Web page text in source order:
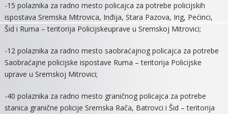
-15 polaznika za radno mesto policajca za potrebe policijskih
ispostava Sremska Mitrovica, Inđija, Stara Pazova, Irig, Pećinci,
Šid i Ruma – teritorija Policijskeuprave u Sremskoj Mitrovici;
-12 polaznika za radno mesto saobraćajnog policajca za potrebe
Saobraćajne policijske ispostave Ruma – teritorija Policijske
uprave u Sremskoj Mitrovici;
-40 polaznika za radno mesto graničnog policajca za potrebe
stanica granične policije Sremska Rača, Batrovci i Šid – teritorija